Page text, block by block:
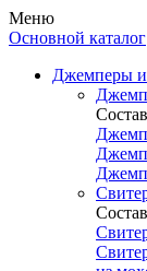
Меню
Основной каталог
Джемперы
Состав
Состав